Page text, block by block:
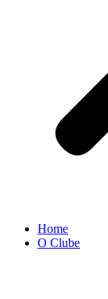
Home
O Clube